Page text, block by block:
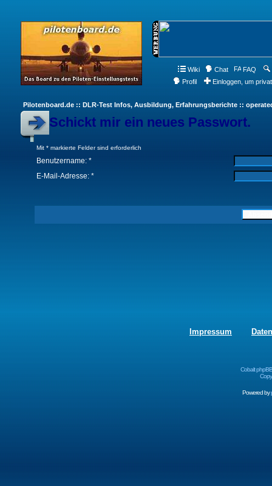
Wiki Chat FAQ
Profil
Einloggen, um
Pilotenboard.de :: DLR-Test Infos, Ausbildung, Erfahrungsberichte ::
Schickt mir ein neues Passwort.
Mit * markierte Felder sind erforderlich
Benutzername: *
E-Mail-Adresse: *
Impressum
Cobalt
Powered by